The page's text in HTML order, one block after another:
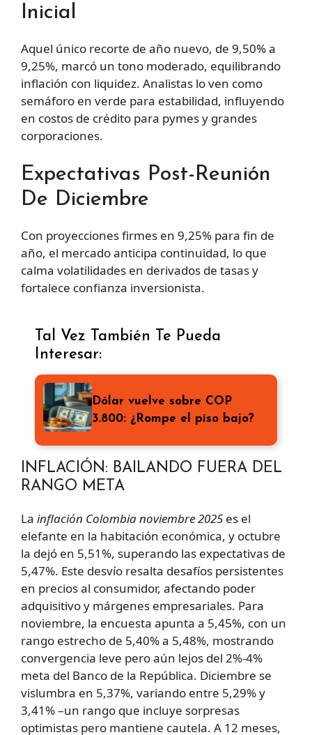
Inicial
Aquel único recorte de año nuevo, de 9,50% a
9,25%, marcó un tono moderado, equilibrando
inflación con liquidez. Analistas lo ven como
semáforo en verde para estabilidad, influyendo
en costos de crédito para pymes y grandes
corporaciones.
Expectativas Post-Reunión
De Diciembre
Con proyecciones firmes en 9,25% para fin de
año, el mercado anticipa continuidad, lo que
calma volatilidades en derivados de tasas y
fortalece confianza inversionista.
Tal Vez También Te Pueda
Interesar:
Dólar vuelve sobre COP
3.800: ¿Rompe el piso bajo?
INFLACIÓN: BAILANDO FUERA DEL
RANGO META
La inflación Colombia noviembre 2025 es el
elefante en la habitación económica, y octubre
la dejó en 5,51%, superando las expectativas de
5,47%. Este desvío resalta desafíos persistentes
en precios al consumidor, afectando poder
adquisitivo y márgenes empresariales. Para
noviembre, la encuesta apunta a 5,45%, con un
rango estrecho de 5,40% a 5,48%, mostrando
convergencia leve pero aún lejos del 2%-4%
meta del Banco de la República. Diciembre se
vislumbra en 5,37%, variando entre 5,29% y
3,41% –un rango que incluye sorpresas
optimistas pero mantiene cautela. A 12 meses,